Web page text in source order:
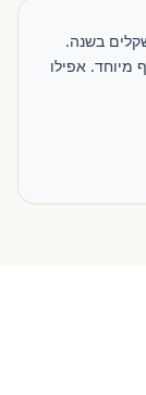
בשנה.
מיוחד. אפילו